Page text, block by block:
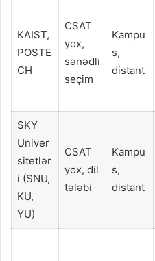
KAIST,
POSTE
CH
CSAT
yox,
sənədli
seçim
Kampu
s,
distant
SKY
Univer
sitetlər
i (SNU,
KU,
YU)
CSAT
yox, dil
tələbi
Kampu
s,
distant